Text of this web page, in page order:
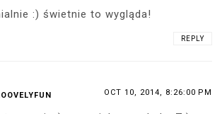
:) świetnie to wygląda!
REPLY
OCT 10, 2014, 8:26:00 PM